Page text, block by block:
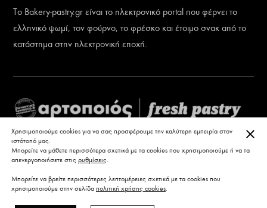
Το Bakery-pastry.gr είναι το ηλεκτρονικό portal που φέρνει το
ελληνικό ψωμί, τον φούρνο, το φρέσκο και έτοιμο σνακ από το
κατάστημα στην ηλεκτρονική εποχή.
Χρησιμοποιούμε cookies για να σας προσφέρουμε την καλύτερη εμπειρία στον
ιστότοπό μας.
Μπορείτε να μάθετε περισσότερα σχετικά με τα cookies που χρησιμοποιούμε ή να τα
απενεργοποιήσετε στις ρυθμίσεις.
Μπορείτε να βρείτε περισσότερες λεπτομέρειες σχετικά με τα cookies που
χρησιμοποιούμε στην σελίδα πολιτική χρήσης cookies.